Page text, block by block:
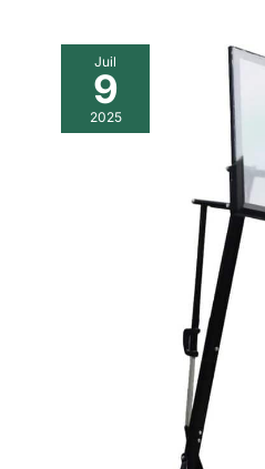
Juil
9
2025